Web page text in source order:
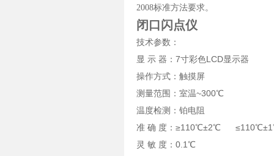
2008标准方法要求。
闭口闪点仪
技术参数：
显 示 器：7寸彩色LCD显示器
操作方式：触摸屏
测量范围：室温~300℃
温度检测：铂电阻
准 确 度：≥110℃±2℃
灵 敏 度：0.1℃